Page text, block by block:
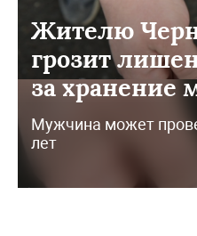
Жителю
грозит
за хранение
Мужчина может
лет